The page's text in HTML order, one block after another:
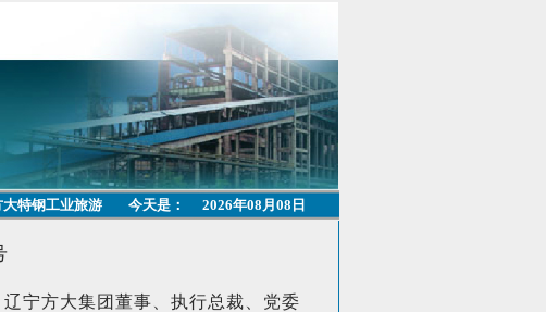
大特钢工业旅游 今天是： 2026年08月08日
宁方大集团董事、执行总裁、党委